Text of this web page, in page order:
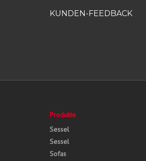
KUNDEN-FEEDBACK
Produkte
Sessel
Sessel
Sofas